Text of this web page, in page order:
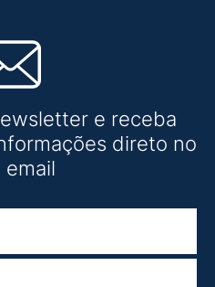
e receba
direto no
email